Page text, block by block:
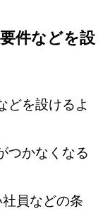
件などを設
どを設けるよ
つかなくなる
員などの条